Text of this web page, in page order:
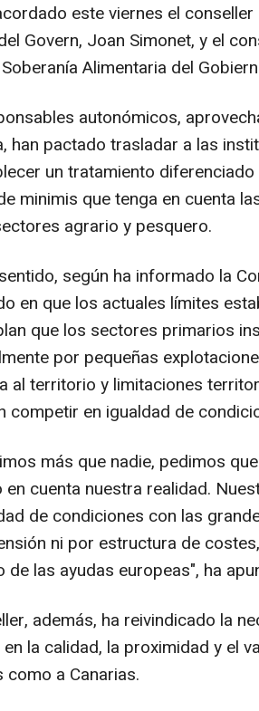
este viernes el
Govern, Joan Simonet, y el
Alimentaria del
autonómicos,
han pactado trasladar a las
un tratamiento
minimis que tenga en cuenta
agrario y pesquero.
según ha informado la
en que los actuales límites
que los sectores primarios
por pequeñas
al territorio y limitaciones
competir en igualdad de
más que nadie, pedimos
en cuenta nuestra realidad.
de condiciones con las
ni por estructura de
de las ayudas europeas", ha
además, ha reivindicado la
la calidad, la proximidad y el
como a Canarias.